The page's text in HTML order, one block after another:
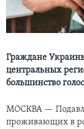
Learning English
Граждане
центральных
большинство
МОСКВА —
проживающих в